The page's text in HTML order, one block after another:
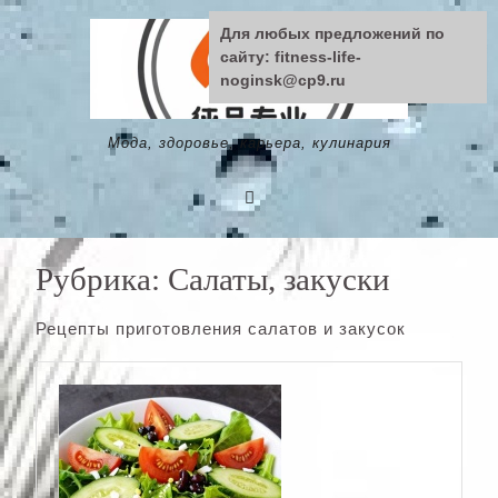
Skip
to
Мода, здоровье, карьера, кулинария
Рубрика: Салаты, закуски
Рецепты приготовления салатов и закусок
Для любых предложений по
сайту: fitness-life-
noginsk@cp9.ru